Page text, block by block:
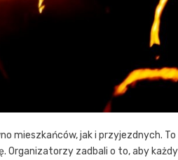
mieszkańców, jak i przyjezdnych. To
Organizatorzy zadbali o to, aby każdy